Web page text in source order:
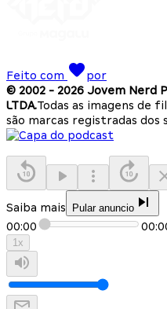
Feito com
por
© 2002 - 2026 Jovem Nerd
LTDA.Todas as imagens de
são marcas registradas
Saiba mais Pular anuncio
00:00
1x